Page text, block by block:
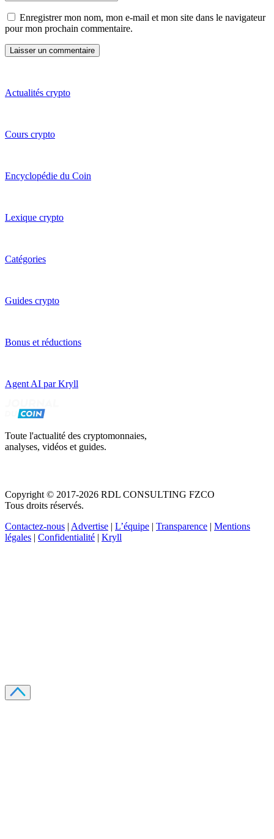
Enregistrer mon nom, mon e-mail et mon site dans le navigateur
pour mon prochain commentaire.
Actualités crypto
Cours crypto
Encyclopédie du Coin
Lexique crypto
Catégories
Guides crypto
Bonus et réductions
Agent AI par Kryll
Toute l'actualité des cryptomonnaies,
analyses, vidéos et guides.
Copyright © 2017-2026 RDL CONSULTING FZCO
Tous droits réservés.
Contactez-nous Advertise L’équipe Transparence
Mentions
légales
Confidentialité Kryll